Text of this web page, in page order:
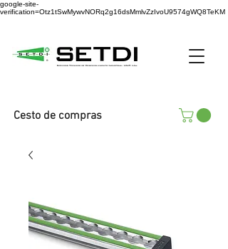
google-site-
verification=Otz1tSwMywvNORq2g16dsMmlvZzIvoU9574gWQ8TeKM
Cesto de compras